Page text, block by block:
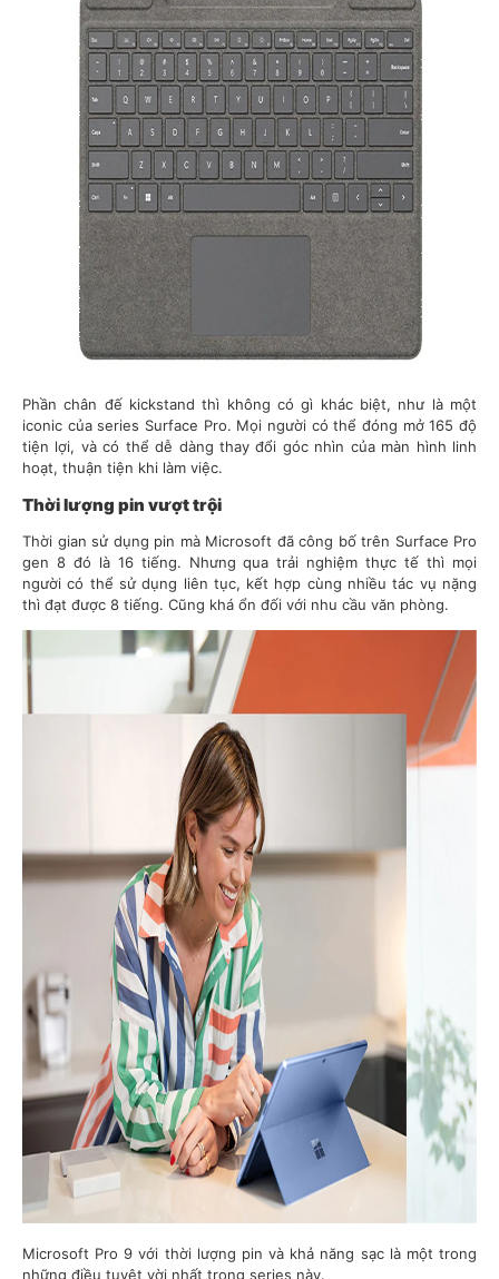
Phần chân đế kickstand thì không có gì khác biệt, như là một
iconic của series Surface Pro. Mọi người có thể đóng mở 165 độ
tiện lợi, và có thể dễ dàng thay đổi góc nhìn của màn hình linh
hoạt, thuận tiện khi làm việc.
Thời lượng pin vượt trội
Thời gian sử dụng pin mà Microsoft đã công bố trên Surface Pro
gen 8 đó là 16 tiếng. Nhưng qua trải nghiệm thực tế thì mọi
người có thể sử dụng liên tục, kết hợp cùng nhiều tác vụ nặng
thì đạt được 8 tiếng. Cũng khá ổn đối với nhu cầu văn phòng.
Microsoft Pro 9 với thời lượng pin và khả năng sạc là một trong
những điều tuyệt vời nhất trong series này.